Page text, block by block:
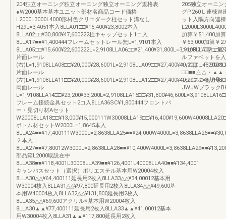
204独立オーニング独立オーニング独立オーニング規格表
●W2000基本基本ユニット部材名商品コード価格
L2000L3000L4000形材色クリエダーク柱セット溝なし
H29L=3,4051本入8LLA01□□¥15,400¥23,8002本入
8LLA02□□¥30,800¥47,600222柱キャップセット1コ入
8LLA17■■¥1,400444フレームセットレール無L=1,9101本入
片面レール
(右
片面レール
(左
両面レール
フレーム接続金具セット2コ入8LLA36SC¥1,800444フロントバ
ー・見切り材Aセット
ボトム材セットW2000L=1,8645本入
２本入
部品箱L2000取説在中
8LLA38■■¥118,4001L30008LLA39■■¥126,4001L40008LLA40■■¥134,4001
キャンバスセット（選択）ポリエステル基本用W20004枚入
8LLA30△△¥64,400111延長用2枚入8LLA33△△¥34,00012基本用
W30004枚入8LLA31△△¥97,800延長用2枚入8LLA34△△¥49,600基
本用W40004枚入8LLA32△△¥131,800延長用2枚入
8LLA35△△¥69,600アクリル※基本用W20004枚入
8LLA30▲▲¥77,400111延長用2枚入8LLA33▲▲¥41,00012基本
用W30004枚入8LLA31▲▲¥117,800延長用2枚入
205独立オーニ
グP.260Ｌ連棟W
ット入隅方向連
加算￥51,400加
￥53,000加算￥
ンはP.210をご覧
ルファベット
いては、P.202の
□□■■△△・▲▲・
ンバスの色記号
JWJWブラック